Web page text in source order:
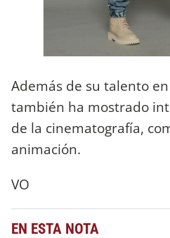
Además de su talento
también ha mostrado
de la cinematografía,
animación.
VO
EN ESTA NOTA